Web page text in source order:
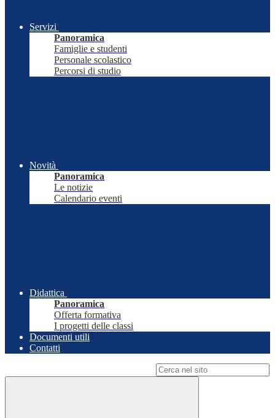
Servizi
Panoramica
Famiglie e studenti
Personale scolastico
Percorsi di studio
Novità
Panoramica
Le notizie
Calendario eventi
Didattica
Panoramica
Offerta formativa
I progetti delle classi
Documenti utili
Contatti